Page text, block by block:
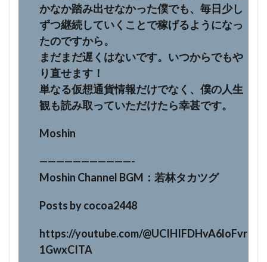
かなか踏み出せなかった僕でも、毎日少し
ずつ継続していくことで稼げるようになっ
たのですから。
まだまだ遅くはないです。いつからでもや
り直せます！
単なる仮想通貨情報だけでなく、僕の人生
観も読み取っていただけたら幸甚です。
Moshin
———————————-
Moshin Channel BGM：若林タカツグ
Posts by cocoa2448
https://youtube.com/@UCIHIFDHvA6loFvr
1GwxCITA